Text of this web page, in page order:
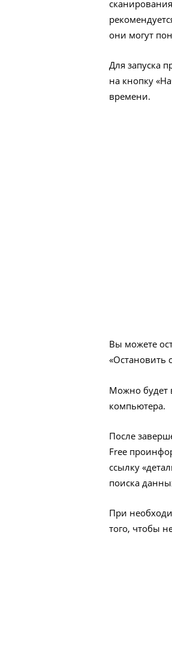
они могут
Для запуска
на кнопку
времени.
Вы можете
«Остановить
Можно будет
компьютера.
После
Free
ссылку
поиска
При
того, чтобы